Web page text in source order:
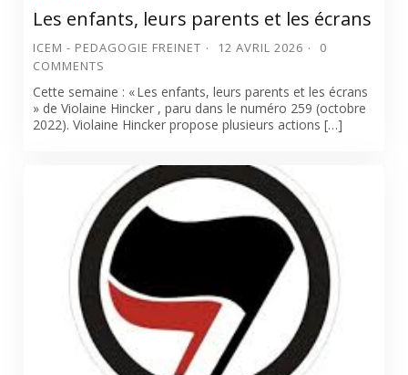
Les enfants, leurs parents et les écrans
ICEM - PEDAGOGIE FREINET 12 AVRIL 2026
0
COMMENTS
Cette semaine : « Les enfants, leurs parents et les écrans
» de Violaine Hincker , paru dans le numéro 259 (octobre
2022). Violaine Hincker propose plusieurs actions […]